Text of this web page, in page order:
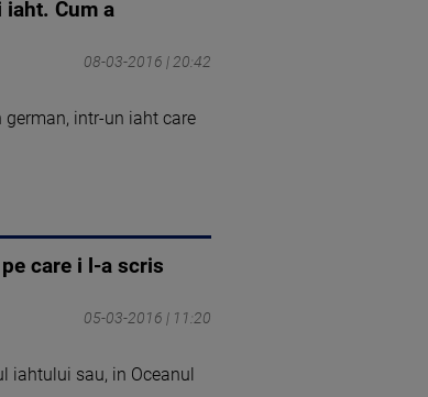
Cum a
08-03-2016 | 20:42
intr-un iaht care
care i l-a scris
05-03-2016 | 11:20
iahtului sau, in Oceanul